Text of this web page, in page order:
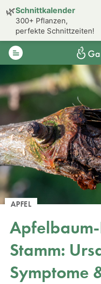
APFEL
Stamm:
Symptome
🌿Schnittkalender
300+ Pflanzen,
perfekte Schnittzeiten!